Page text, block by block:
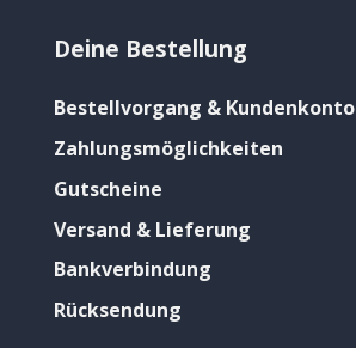
Deine Bestellung
Bestellvorgang & Kundenkonto
Zahlungsmöglichkeiten
Gutscheine
Versand & Lieferung
Bankverbindung
Rücksendung